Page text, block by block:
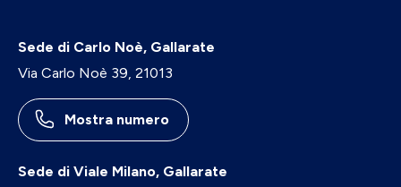
Sede di Carlo Noè, Gallarate
Via Carlo Noè 39, 21013
Mostra numero
Sede di Viale Milano, Gallarate